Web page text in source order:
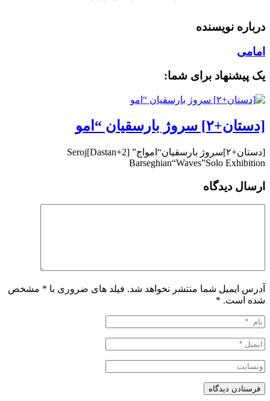
درباره نویسنده
امامی
یک پیشنهاد برای شما:
[دستان+۲] سروژ بارسقیان “امو
[دستان+۲]سروژ بارسقیان“امواج” [Dastan+2]Seroj
Barseghian“Waves”Solo Exhibition
ارسال دیدگاه
آدرس ایمیل شما منتشر نخواهد شد. فیلد های ضروری با * مشخص
شده است. *